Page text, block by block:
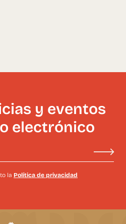
y eventos
electrónico
la Política de privacidad